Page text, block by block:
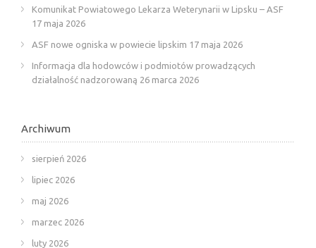
Komunikat Powiatowego Lekarza Weterynarii w Lipsku – ASF
17 maja 2026
ASF nowe ogniska w powiecie lipskim 17 maja 2026
Informacja dla hodowców i podmiotów prowadzących
działalność nadzorowaną 26 marca 2026
Archiwum
sierpień 2026
lipiec 2026
maj 2026
marzec 2026
luty 2026